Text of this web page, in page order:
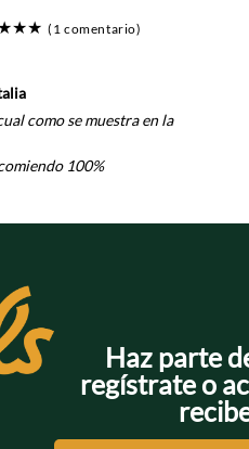
★★ (1 comentario)
como se muestra en la
100%
Haz parte
regístrate o